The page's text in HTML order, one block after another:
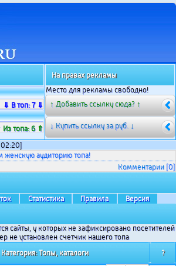
⇓ В топ: 7 ⇓
Из топа: 6 ⇑
На правах рекламы
Место для рекламы свободно!
↑ Добавить ссылку сюда? ↑
↓ Купить ссылку за руб. ↓
женскую аудиторию топа!
Комментарии [0]
Статистика Правила
Версия
сайты, у которых не зафиксировано посетителей
не установлен счетчик нашего топа
Категория: Топы, каталоги ?